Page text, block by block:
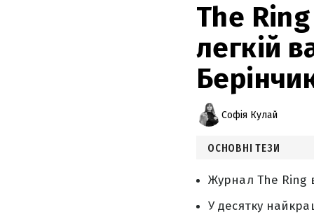
The
легкій
Софія Кулай
ОСНОВНІ ТЕЗИ
Журнал The Ring
У десятку